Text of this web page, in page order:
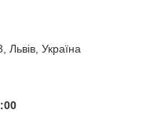
Львів, Україна